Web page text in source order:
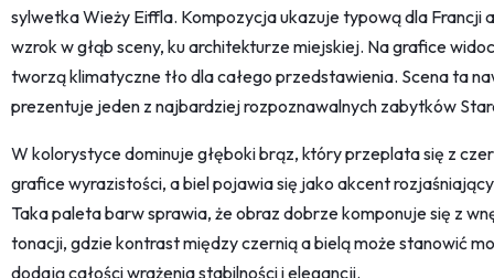
sylwetka Wieży Eiffla. Kompozycja ukazuje typową dla Francji
wzrok w głąb sceny, ku architekturze miejskiej. Na grafice
tworzą klimatyczne tło dla całego przedstawienia. Scena ta
prezentuje jeden z najbardziej rozpoznawalnych zabytków
W kolorystyce dominuje głęboki brąz, który przeplata się z
grafice wyrazistości, a biel pojawia się jako akcent
Taka paleta barw sprawia, że obraz dobrze komponuje się z
tonacji, gdzie kontrast między czernią a bielą może stanowić
dodają całości wrażenia stabilności i elegancji.